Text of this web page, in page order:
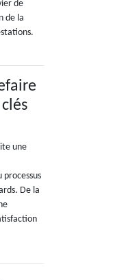
de
de la
une
De la